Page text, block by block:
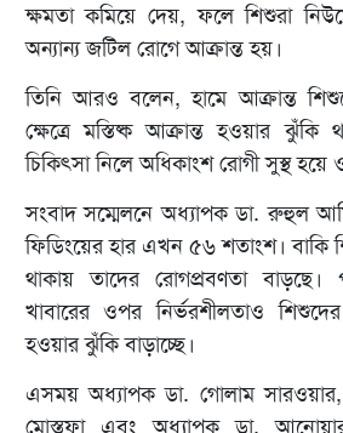
ক্ষমতা কমিয়ে দেয়, ফলে শিশুরা
অন্যান্য জটিল রোগে আক্রান্ত হয়।
তিনি আরও বলেন, হামে আক্রান্ত
ক্ষেত্রে মস্তিষ্ক আক্রান্ত হওয়ার
চিকিৎসা নিলে অধিকাংশ রোগী সুস্থ হয়ে
সংবাদ সম্মেলনে অধ্যাপক ডা. রুহুল
ফিডিংয়ের হার এখন ৫৬ শতাংশ। বাকি
থাকায় তাদের রোগপ্রবণতা বাড়ছে।
খাবারের ওপর নির্ভরশীলতাও
হওয়ার ঝুঁকি বাড়াচ্ছে।
এসময় অধ্যাপক ডা. গোলাম